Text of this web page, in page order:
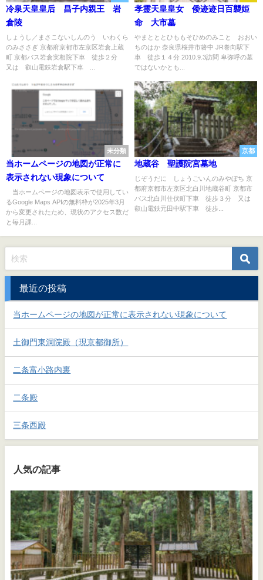
冷泉天皇皇后 昌子内親王 岩
倉陵
しょうし／まさこないしんのう いわくら
のみささぎ 京都府京都市左京区岩倉上蔵
町 京都バス岩倉実相院下車 徒歩２分
又は 叡山電鉄岩倉駅下車 ...
孝霊天皇皇女 倭迹迹日百襲姫
命 大市墓
やまとととひももそひめのみこと おおい
ちのはか 奈良県桜井市箸中 JR巻向駅下
車 徒歩１４分 2010.9.3訪問 卑弥呼の墓
ではないかとも...
未分類
当ホームページの地図が正常に
表示されない現象について
当ホームページの地図表示で使用してい
るGoogle Maps APIの無料枠が2025年3月
から変更されたため、現状のアクセス数だ
と毎月課...
京都
地蔵谷 聖護院宮墓地
じぞうだに しょうごいんのみやぼち 京
都府京都市左京区北白川地蔵谷町 京都市
バス北白川仕伏町下車 徒歩３分 又は
叡山電鉄元田中駅下車 徒歩...
最近の投稿
当ホームページの地図が正常に表示されない現象について
土御門東洞院殿（現京都御所）
二条富小路内裏
二条殿
三条西殿
人気の記事